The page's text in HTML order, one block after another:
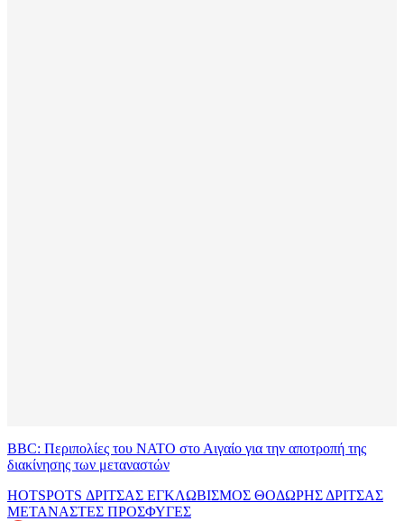
BBC: Περιπολίες του ΝΑΤΟ στο Αιγαίο για την αποτροπή της
διακίνησης των μεταναστών
HOTSPOTS ΔΡΙΤΣΑΣ ΕΓΚΛΩΒΙΣΜΟΣ ΘΟΔΩΡΗΣ ΔΡΙΤΣΑΣ
ΜΕΤΑΝΑΣΤΕΣ ΠΡΟΣΦΥΓΕΣ